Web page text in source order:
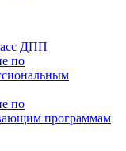
ДПП
по
программам